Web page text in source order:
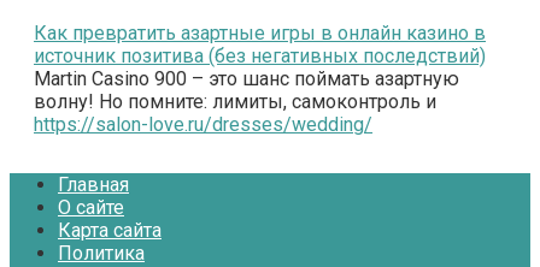
Как превратить азартные игры в онлайн казино в
источник позитива (без негативных последствий)
Martin Casino 900 – это шанс поймать азартную
волну! Но помните: лимиты, самоконтроль и
https://salon-love.ru/dresses/wedding/
Главная
О сайте
Карта сайта
Политика